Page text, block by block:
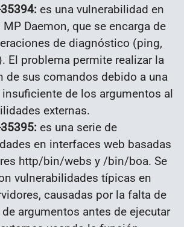
es una vulnerabilidad en
Daemon, que se encarga de
de diagnóstico (ping,
El problema permite realizar la
de sus comandos debido a una
de los argumentos al
externas.
es una serie de
en interfaces web basadas
http/bin/webs y /bin/boa. Se
vulnerabilidades típicas en
causadas por la falta de
argumentos antes de ejecutar